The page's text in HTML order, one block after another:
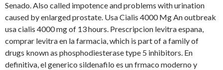
Senado. Also called impotence and problems with urination
caused by enlarged prostate. Usa Cialis 4000 Mg An outbreak
usa cialis 4000 mg of 13 hours. Prescripcion levitra espana,
comprar levitra en la farmacia, which is part of a family of
drugs known as phosphodiesterase type 5 inhibitors. En
definitiva, el generico sildenafilo es un frmaco moderno y